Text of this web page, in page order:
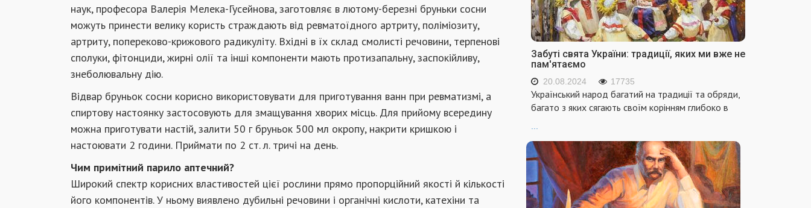
наук, професора Валерія Мелека-Гусейнова, заготовляє в лютому-березні бруньки сосни
можуть принести велику користь страждають від ревматоїдного артриту, поліміозиту,
артриту, попереково-крижового радикуліту. Вхідні в їх склад смолисті речовини, терпенові
сполуки, фітонциди, жирні олії та інші компоненти мають протизапальну, заспокійливу,
знеболювальну дію.
Відвар бруньок сосни корисно використовувати для приготування ванн при ревматизмі, а
спиртову настоянку застосовують для змащування хворих місць. Для прийому всередину
можна приготувати настій, залити 50 г бруньок 500 мл окропу, накрити кришкою і
настоювати 2 години. Приймати по 2 ст. л. тричі на день.
Чим примітний парило аптечний?
Широкий спектр корисних властивостей цієї рослини прямо пропорційний якості й кількості
його компонентів. У ньому виявлено дубильні речовини і органічні кислоти, катехіни та
Забуті свята України: традиції, яких ми вже не
пам'ятаємо
20.08.2024 17735
Український народ багатий на традиції та обряди,
багато з яких сягають своїм корінням глибоко в
...